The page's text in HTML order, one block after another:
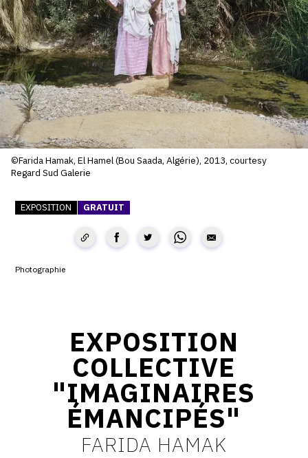
SERVICES
CRÉER SON CATALOGUE RAISONNÉ
ABONNEMENTS DÉDIÉS AUX GALERISTES
CRÉER SON SITE ARTISTE
CRÉER SON CATALOGUE D'EXPO
PUBLIER SES EXPOSITIONS
À PROPOS
CGU
CGV
SUIVEZ-NOUS
©Farida Hamak, El Hamel (Bou Saada, Algérie), 2013, courtesy
Regard Sud Galerie
EXPOSITION GRATUIT
Photographie
EXPOSITION
COLLECTIVE
"IMAGINAIRES
ÉMANCIPÉS"
FARIDA HAMAK